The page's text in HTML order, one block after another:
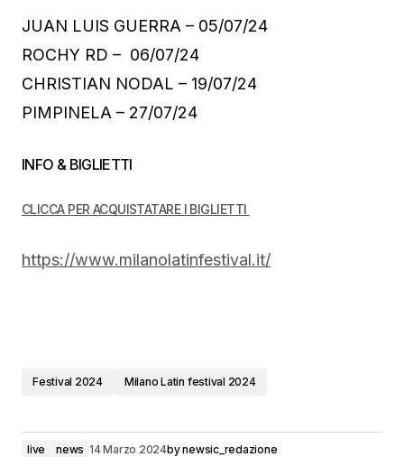
JUAN LUIS GUERRA – 05/07/24
ROCHY RD – 06/07/24
CHRISTIAN NODAL – 19/07/24
PIMPINELA – 27/07/24
INFO & BIGLIETTI
CLICCA PER ACQUISTATARE I BIGLIETTI
https://www.milanolatinfestival.it/
Festival 2024 Milano Latin festival 2024
live news 14 Marzo 2024bynewsic_redazione